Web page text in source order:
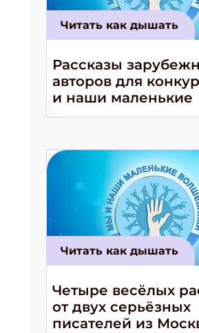
Читать как дышать
Рассказы
авторов для
и наши маленькие
волшебники!»
Читать как дышать
Четыре весёлых
от двух серьёзных
писателей из